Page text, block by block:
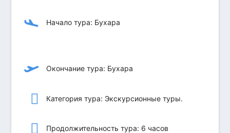
Начало тура: Бухара
Окончание тура: Бухара
Категория тура: Экскурсионные туры.
Продолжительность тура: 6 часов